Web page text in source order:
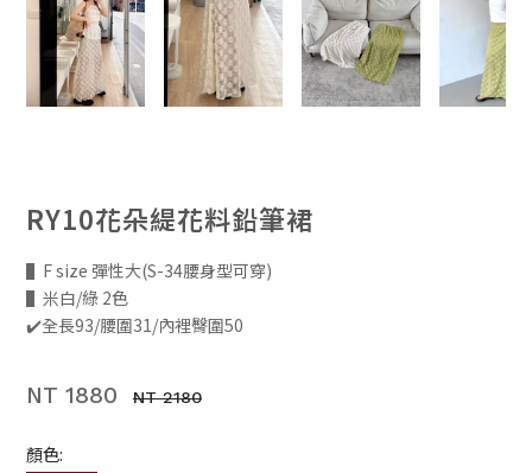
RY10花朵緹花料鉛筆裙
▌F size 彈性大(S-34腰身型可穿)
▌米白/綠 2色
✔️全長93/腰圍31/內裡臀圍50
NT 1880 NT 2180
顏色: